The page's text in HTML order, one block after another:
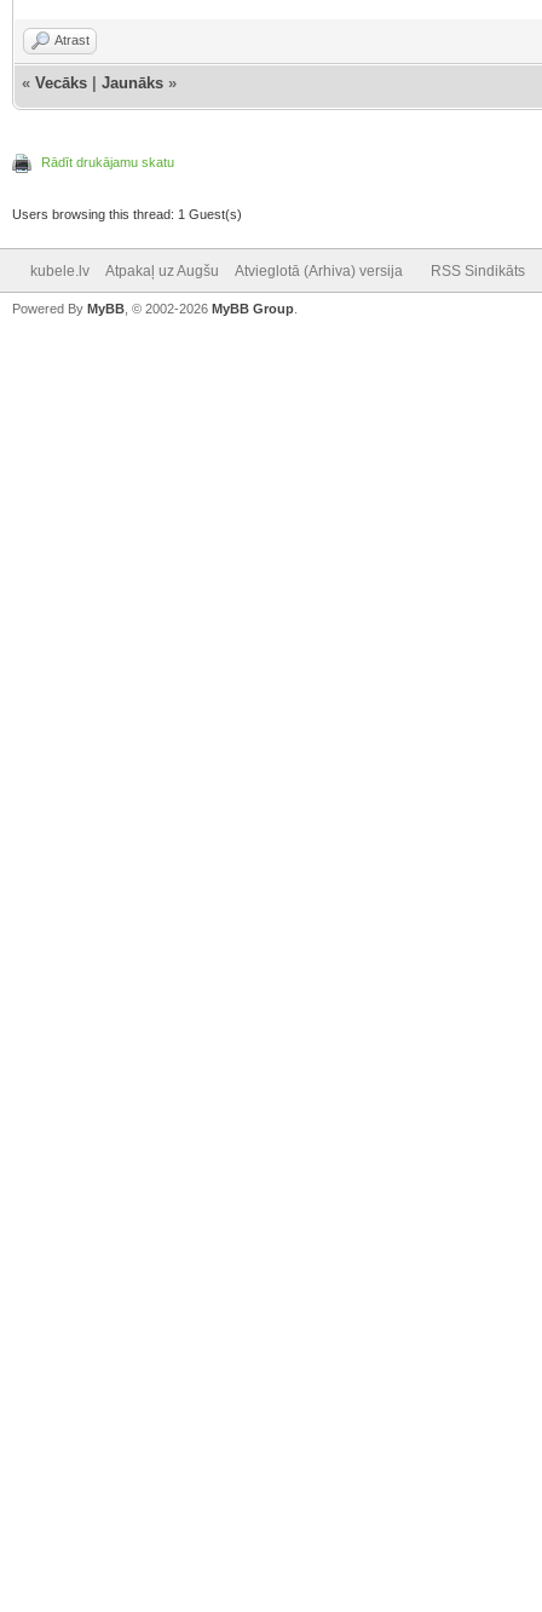
Atrast
« Vecāks Jaunāks »
Rādīt drukājamu skatu
Users browsing this thread: 1 Guest(s)
kubele.lv Atpakaļ uz Augšu Atvieglotā (Arhiva) versija RSS Sindikāts
Powered By MyBB , © 2002-2026 MyBB Group